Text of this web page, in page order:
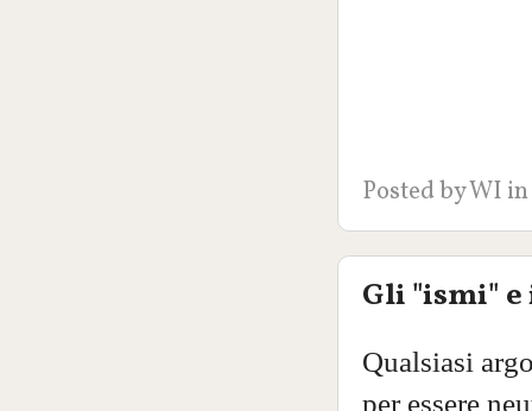
Posted byWI
Gli "ismi"
Qualsiasi
per essere